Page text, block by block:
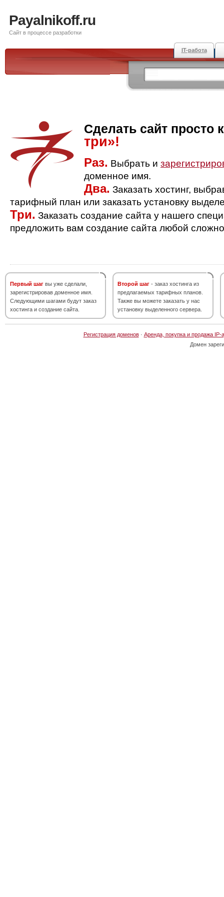
Payalnikoff.ru
Сайт в процессе разработки
IT-работа
Сделать сайт просто
три»!
Раз. Выбрать и
доменное имя.
Два. Заказать хостинг,
тарифный план или заказать установку
Три. Заказать создание сайта у нашего
предложить вам создание сайта любой
Первый шаг вы уже сделали,
зарегистрировав доменное имя.
Следующими шагами будут заказ
хостинга и создание сайта.
Второй шаг - заказ хостинга из
предлагаемых тарифных планов.
Также вы можете заказать у нас
установку выделенного сервера.
Регистрация доменов· Аренда, покупка и продажа IP-
Домен